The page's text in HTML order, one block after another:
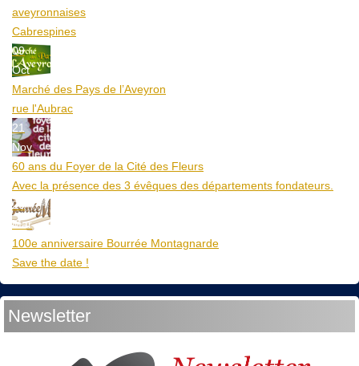
aveyronnaises
Cabrespines
09
Oct
Marché des Pays de l’Aveyron
rue l'Aubrac
21
Nov
60 ans du Foyer de la Cité des Fleurs
Avec la présence des 3 évêques des départements fondateurs.
20
Mar
100e anniversaire Bourrée Montagnarde
Save the date !
Newsletter